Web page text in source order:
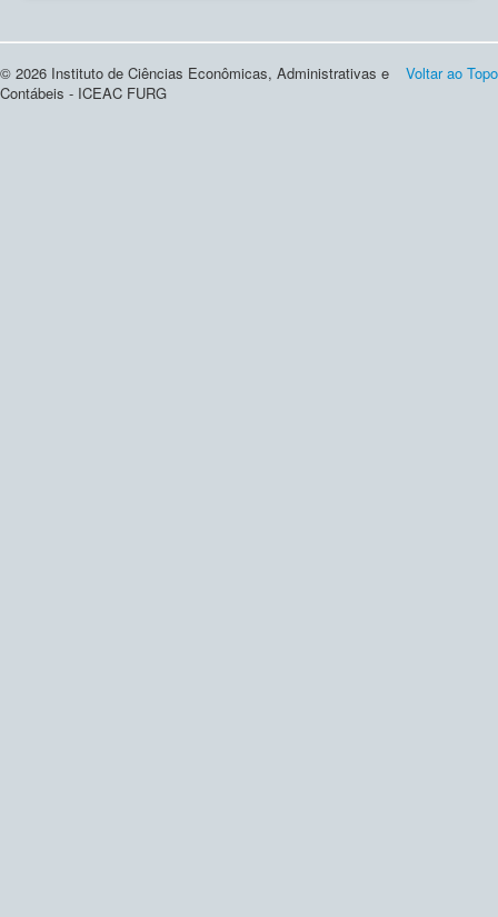
Voltar ao Topo
© 2026 Instituto de Ciências Econômicas, Administrativas e
Contábeis - ICEAC FURG